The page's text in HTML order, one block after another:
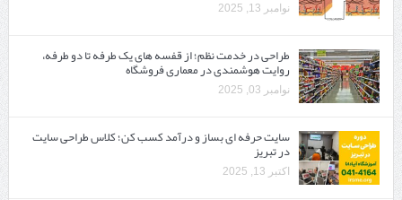
نوامبر 13, 2025
طراحی در خدمت نظم؛ از قفسه ‌های یک‌ طرفه تا دو طرفه،
روایت هوشمندی در معماری فروشگاه
نوامبر 03, 2025
سایت حرفه ‌ای بساز و درآمد کسب کن؛ کلاس طراحی سایت
در تبریز
اکتبر 13, 2025